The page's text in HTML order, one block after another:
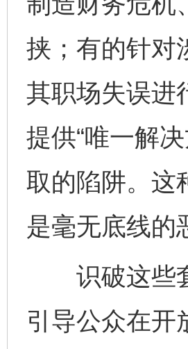
挟；有的针对
其职场失误进
提供“唯一解
取的陷阱。这
是毫无底线的
识破这些套
引导公众在开